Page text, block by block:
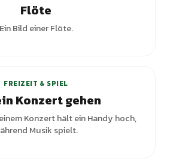
Flöte
Ein Bild einer Flöte.
FREIZEIT & SPIEL
Konzert gehen
Konzert hält ein Handy hoch,
Musik spielt.